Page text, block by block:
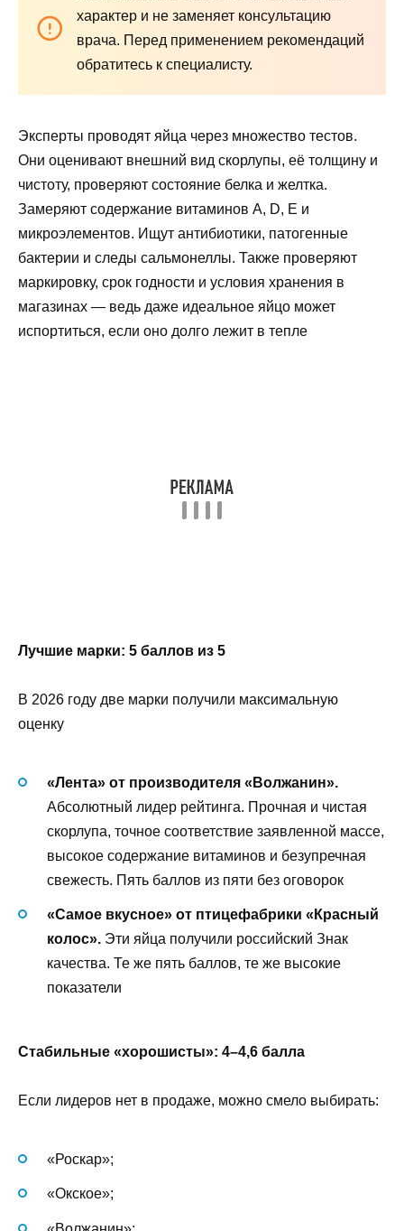
характер и не заменяет консультацию
врача. Перед применением рекомендаций
обратитесь к специалисту.
Эксперты проводят яйца через множество тестов.
Они оценивают внешний вид скорлупы, её толщину и
чистоту, проверяют состояние белка и желтка.
Замеряют содержание витаминов А, D, E и
микроэлементов. Ищут антибиотики, патогенные
бактерии и следы сальмонеллы. Также проверяют
маркировку, срок годности и условия хранения в
магазинах — ведь даже идеальное яйцо может
испортиться, если оно долго лежит в тепле
Лучшие марки: 5 баллов из 5
В 2026 году две марки получили максимальную
оценку
«Лента» от производителя «Волжанин».
Абсолютный лидер рейтинга. Прочная и чистая
скорлупа, точное соответствие заявленной массе,
высокое содержание витаминов и безупречная
свежесть. Пять баллов из пяти без оговорок
«Самое вкусное» от птицефабрики «Красный
колос». Эти яйца получили российский Знак
качества. Те же пять баллов, те же высокие
показатели
Стабильные «хорошисты»: 4–4,6 балла
Если лидеров нет в продаже, можно смело выбирать:
«Роскар»;
«Окское»;